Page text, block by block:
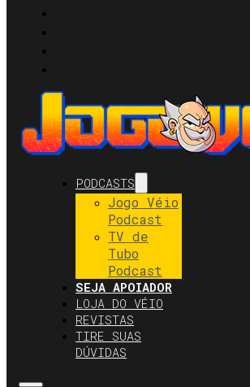
PODCASTS
Jogo Véio
Podcast
TV de
Tubo
Podcast
SEJA APOIADOR
LOJA DO VÉIO
REVISTAS
TIRE SUAS
DÚVIDAS